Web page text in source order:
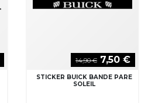
14,90 € 7,50 €
STICKER BUICK BANDE PARE
SOLEIL